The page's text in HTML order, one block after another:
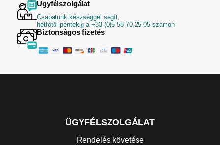
Ügyfélszolgálat
Csapatunk készséggel segít,
hétfőtől péntekig a +33 (0)5 58 70 25 05 számon
Biztonságos fizetés
ÜGYFÉLSZOLGÁLAT
Rendelés követése